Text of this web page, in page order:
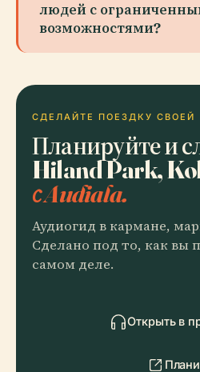
людей с
возможностями?
СДЕЛАЙТЕ ПОЕЗДКУ СВОЕЙ
Планируйте и
Hiland Park,
с Audiala.
Аудиогид в кармане,
Сделано под то, как вы
самом деле.
Открыть в